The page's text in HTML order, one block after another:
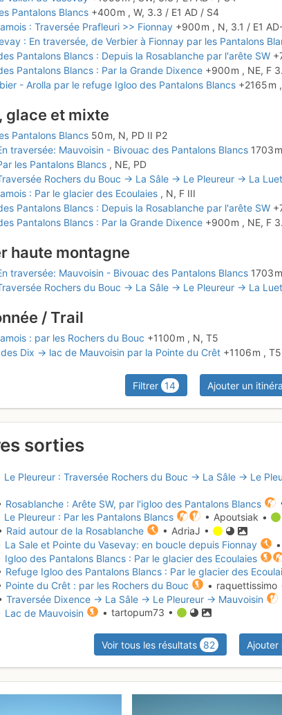
Pantalons Blancs +400 m ,W, 3.3 / E1 AD / S4
: Traversée Prafleuri >> Fionnay +900 m , N, 3.1 / E1
: En traversée, de Verbier à Fionnay par les Pantalons
Pantalons Blancs : Depuis la Rosablanche par l'arête SW
Pantalons Blancs : Par la Grande Dixence +900 m , NE, F
- Arolla par le refuge Igloo des Pantalons Blancs +2165 m ,
glace et mixte
Pantalons Blancs 50 m, N, PD II P2
traversée: Mauvoisin - Bivouac des Pantalons Blancs 1703
les Pantalons Blancs , NE, PD
Rochers du Bouc → La Sâle → Le Pleureur → La
: Par le glacier des Ecoulaies , N, F III
Pantalons Blancs : Depuis la Rosablanche par l'arête SW
Pantalons Blancs : Par la Grande Dixence +900 m , NE, F
haute montagne
traversée: Mauvoisin - Bivouac des Pantalons Blancs 1703
Rochers du Bouc → La Sâle → Le Pleureur → La
/ Trail
: par les Rochers du Bouc +1100 m , N,T5
Dix → lac de Mauvoisin par la Pointe du Crêt +1106 m ,
Filtrer 14 Ajouter un
sorties
Le Pleureur : Traversée Rochers du Bouc → La Sâle → Le
Rosablanche : Arête SW, par l'igloo des Pantalons Blancs
Le Pleureur : Par les Pantalons Blancs
• Apoutsiak •
Raid autour de la Rosablanche
• AdriaJ •
La Sale et Pointe du Vasevay: en boucle depuis Fionnay
Igloo des Pantalons Blancs : Par le glacier des Ecoulaies
Refuge Igloo des Pantalons Blancs : Par le glacier des
Pointe du Crêt : par les Rochers du Bouc
•
Traversée Dixence → La Sâle → Le Pleureur → Mauvoisin
Lac de Mauvoisin • tartopum73 •
Voir tous les résultats 82 Ajouter